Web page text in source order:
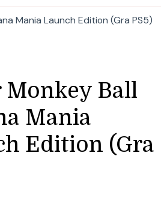
Mania Launch Edition (Gra PS5)
Monkey Ball
Mania
Edition (Gra